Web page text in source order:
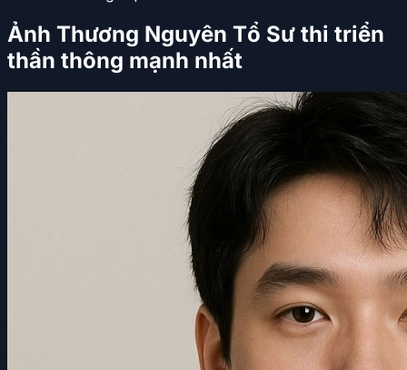
Ảnh Thương Nguyên Tổ Sư thi triển
thần thông mạnh nhất